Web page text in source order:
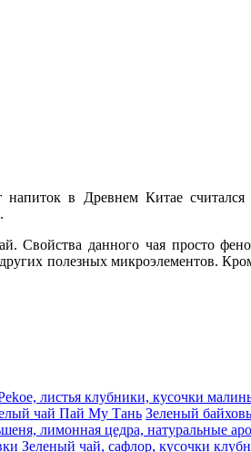
в Древнем Китае
данного чая просто
полезных микроэлементов.
листья клубники, кусочки
чай Пай Му Тань Зеленый
лимонная цедра, натуральные
Зеленый чай, сафлор, кусочки